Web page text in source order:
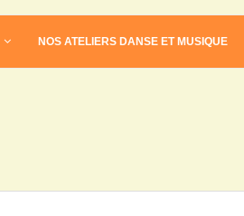
NOS ATELIERS DANSE ET MUSIQUE